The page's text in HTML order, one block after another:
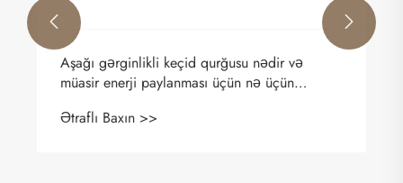
Aşağı gərginlikli keçid qurğusu nədir və
müasir enerji paylanması üçün nə üçün
Ətraflı Baxın >>
 